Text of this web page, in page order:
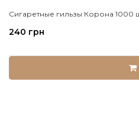
Сигаретные гильзы Корона 1000
240 грн